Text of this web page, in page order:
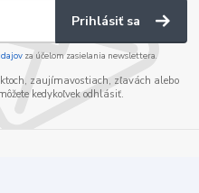
Prihlásiť sa
za účelom zasielania newslettera.
zaujímavostiach, zľavách alebo
kedykoľvek odhlásiť.